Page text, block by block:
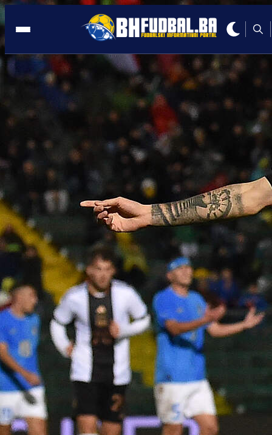
TRANSFER
Sam sebi zatvorio vrata
sada ostvario transfer karijere!
Autor:
Redakcija
13:36, 10.06.2026